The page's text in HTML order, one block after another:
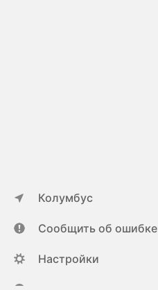
Колумбус
Сообщить об ошибке
Настройки